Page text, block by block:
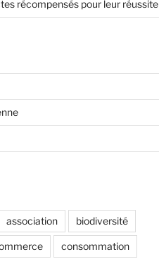
récompensés pour leur réussite
association biodiversité
consommation